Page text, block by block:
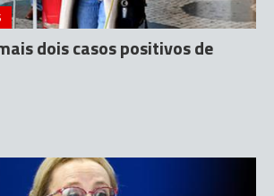
dois casos positivos de